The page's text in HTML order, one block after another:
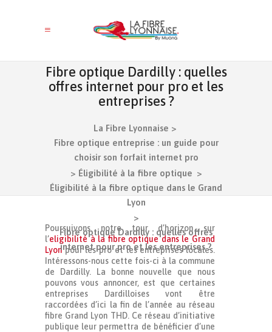
Fibre optique Dardilly : quelles
offres internet pour pro et les
entreprises ?
La Fibre Lyonnaise >
Fibre optique entreprise : un guide pour
choisir son forfait internet pro
> Éligibilité à la fibre optique >
Éligibilité à la fibre optique dans le Grand
Lyon
>
Fibre optique Dardilly : quelles offres
internet pour pro et les entreprises ?
Poursuivons notre tour d’horizon sur
l’eligibilité à la fibre optique dans le Grand
Lyonpour les pro et les entreprises locales.
Intéressons-nous cette fois-ci à la commune
de Dardilly. La bonne nouvelle que nous
pouvons vous annoncer, est que certaines
entreprises Dardilloises vont être
raccordées d’ici la fin de l’année au réseau
fibre Grand Lyon THD. Ce réseau d’initiative
publique leur permettra de bénéficier d’une